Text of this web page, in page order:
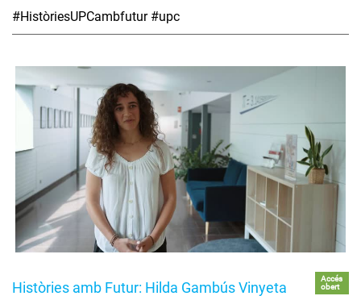
#HistòriesUPCambfutur #upc
Històries amb Futur: Hilda Gambús Vinyeta
Accés
obert